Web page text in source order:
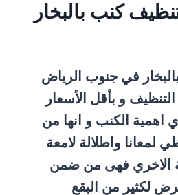
كنب بالبخار
في جنوب الرياض
و بأقل الأسعار
اهمية الكنب و انها من
لمعانا واطلالة لامعة
الاخري فهى من ضمن
لكثير من البقع